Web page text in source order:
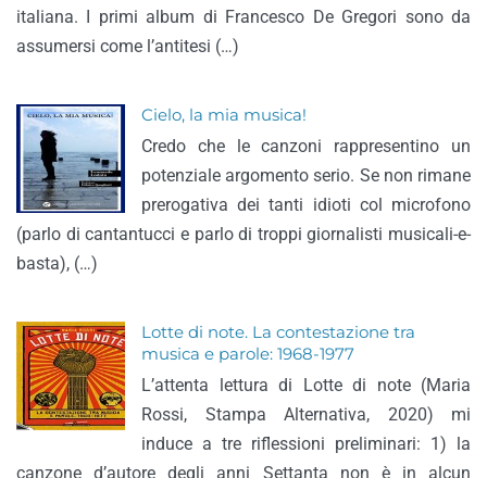
italiana. I primi album di Francesco De Gregori sono da
assumersi come l’antitesi (…)
Cielo, la mia musica!
Credo che le canzoni rappresentino un
potenziale argomento serio. Se non rimane
prerogativa dei tanti idioti col microfono
(parlo di cantantucci e parlo di troppi giornalisti musicali-e-
basta), (…)
Lotte di note. La contestazione tra
musica e parole: 1968-1977
L’attenta lettura di Lotte di note (Maria
Rossi, Stampa Alternativa, 2020) mi
induce a tre riflessioni preliminari: 1) la
canzone d’autore degli anni Settanta non è in alcun